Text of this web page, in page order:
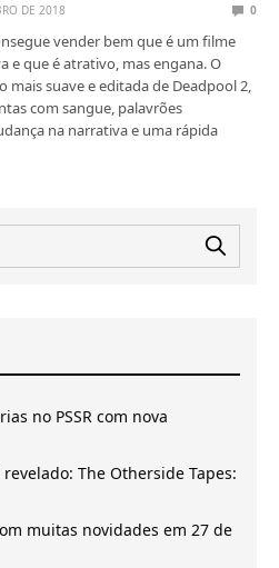
DE 2018 0
vender bem que é um filme
e que é atrativo, mas engana. O
mais suave e editada de Deadpool 2,
com sangue, palavrões
na narrativa e uma rápida
no PSSR com nova
The Otherside Tapes:
muitas novidades em 27 de